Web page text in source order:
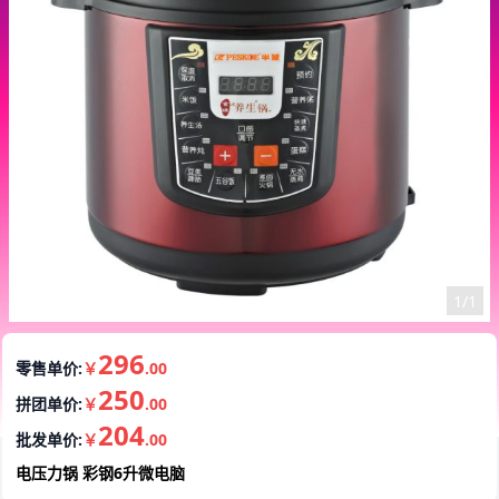
1/1
零售单价:￥296.00
拼团单价:￥250.00
批发单价:￥204.00
电压力锅 彩钢6升微电脑